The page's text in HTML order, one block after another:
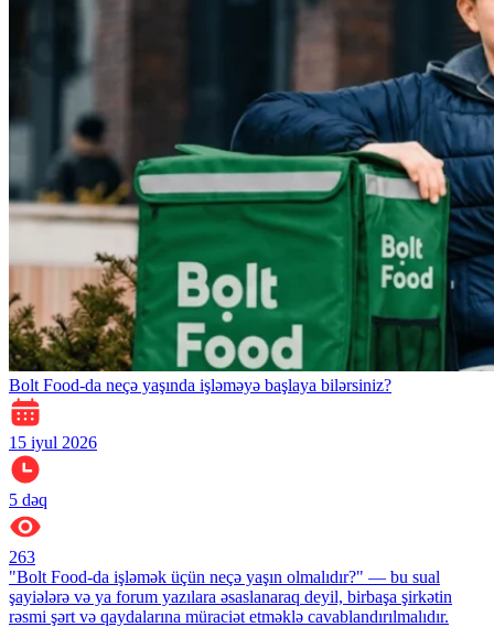
Bolt Food-da neçə yaşında işləməyə başlaya bilərsiniz?
15 iyul 2026
5 dəq
263
"Bolt Food-da işləmək üçün neçə yaşın olmalıdır?" — bu sual
şayiələrə və ya forum yazılara əsaslanaraq deyil, birbaşa şirkətin
rəsmi şərt və qaydalarına müraciət etməklə cavablandırılmalıdır.